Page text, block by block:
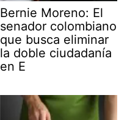
Bernie Moreno: El
senador colombiano
que busca eliminar
la doble ciudadanía
en E